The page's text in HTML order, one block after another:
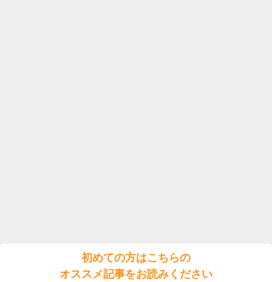
初めての方はこちらの
オススメ記事をお読みください